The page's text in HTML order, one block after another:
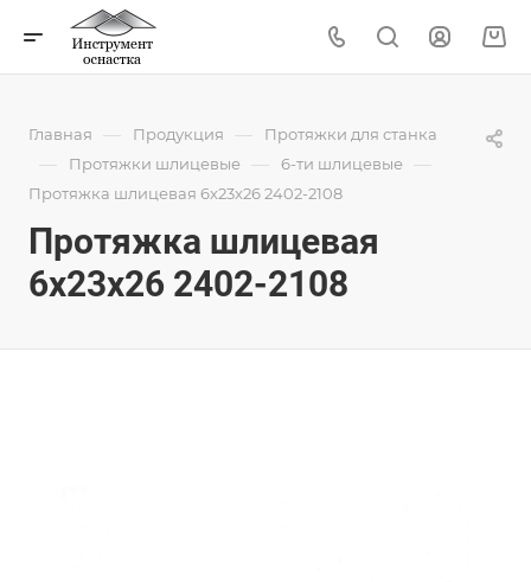
Главная — Продукция — Протяжки для станка
— Протяжки шлицевые — 6-ти шлицевые —
Протяжка шлицевая 6x23x26 2402-2108
Протяжка шлицевая
6x23x26 2402-2108